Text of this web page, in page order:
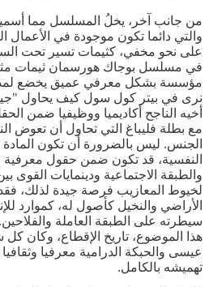
من جانب آخر، يخلُ المسلسل مما أسميه
والتي دائما تكون موجودة في الأعمال
على نحو مخفي، كثيمات تسير تحت
في مسلسل بوجاك هورسمان ثيمات مثل
مؤسسة بشكل معرفي عميق يخضع
نرى في بيتر كول سول كيف يحاول
أخيه الناجح أكاديميا ووظيفيا ضمن
مع بطلة فليباغ التي تحاول أن تعوض
الجنس. ليس بالضرورة أن تكون المادة
النفسية، قد تكون ضمن حقول معرفية
والطبقة الاجتماعية ودينمايات القوى
لخيوط المعازيب فرصة جيدة لذلك،
الأراضي والنخيل كأصول له، كموارد
سيطرته على الطبقة العاملة
هذا الموضوع، تاريخ الإقطاع، وكان
عيسى والحبكة الدرامية معرفيا
تهميشه بالكامل.